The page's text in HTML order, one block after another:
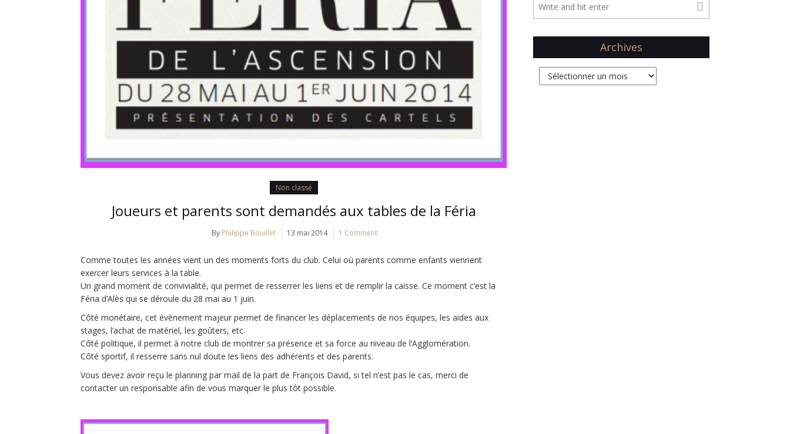
Non classé
Joueurs et parents sont demandés aux tables de la Féria
By Philippe Bouillet 13 mai 2014 1 Comment
Comme toutes les années vient un des moments forts du club. Celui où parents comme enfants viennent
exercer leurs services à la table.
Un grand moment de convivialité, qui permet de resserrer les liens et de remplir la caisse. Ce moment c’est la
Féria d’Alès qui se déroule du 28 mai au 1 juin.
Côté monétaire, cet évènement majeur permet de financer les déplacements de nos équipes, les aides aux
stages, l’achat de matériel, les goûters, etc.
Côté politique, il permet à notre club de montrer sa présence et sa force au niveau de l’Agglomération.
Côté sportif, il resserre sans nul doute les liens des adhérents et des parents.
Vous devez avoir reçu le planning par mail de la part de François David, si tel n’est pas le cas, merci de
contacter un responsable afin de vous marquer le plus tôt possible.
Archives
Archives